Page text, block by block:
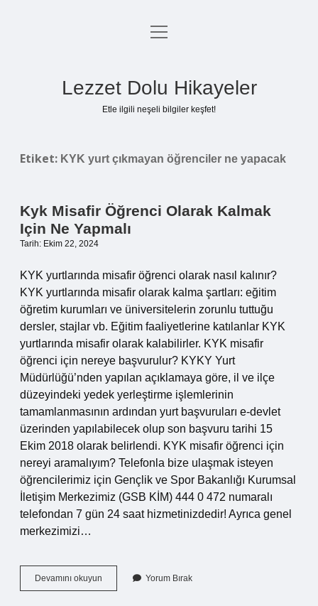
Anasayfa
menüyü
Lezzet Dolu Hikayeler
Etle ilgili neşeli bilgiler keşfet!
Etiket: KYK yurt çıkmayan öğrenciler ne yapacak
Kyk Misafir Öğrenci Olarak Kalmak
Için Ne Yapmalı
Tarih: Ekim 22, 2024
KYK yurtlarında misafir öğrenci olarak nasıl kalınır?
KYK yurtlarında misafir olarak kalma şartları: eğitim
öğretim kurumları ve üniversitelerin zorunlu tuttuğu
dersler, stajlar vb. Eğitim faaliyetlerine katılanlar KYK
yurtlarında misafir olarak kalabilirler. KYK misafir
öğrenci için nereye başvurulur? KYKY Yurt
Müdürlüğü’nden yapılan açıklamaya göre, il ve ilçe
düzeyindeki yedek yerleştirme işlemlerinin
tamamlanmasının ardından yurt başvuruları e-devlet
üzerinden yapılabilecek olup son başvuru tarihi 15
Ekim 2018 olarak belirlendi. KYK misafir öğrenci için
nereyi aramalıyım? Telefonla bize ulaşmak isteyen
öğrencilerimiz için Gençlik ve Spor Bakanlığı Kurumsal
İletişim Merkezimiz (GSB KİM) 444 0 472 numaralı
telefondan 7 gün 24 saat hizmetinizdedir! Ayrıca genel
merkezimizi…
Devamını okuyun
Misafir
Yorum Bırak